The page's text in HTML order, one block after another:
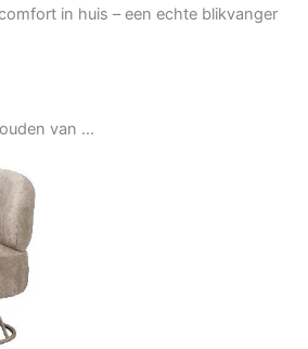
in huis – een echte blikvanger
van …